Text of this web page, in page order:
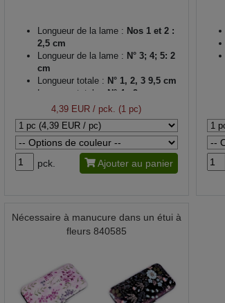
Longueur de la lame : Nos 1 et 2 :
2,5 cm
Longueur de la lame : N° 3; 4; 5: 2
cm
Longueur totale : N° 1, 2, 3 9,5 cm
Longueur totale :
N° 4 : 9 cm
Longueur totale :N° 5 : 9,3 cm
4,39 EUR / pck. (1 pc)
pck. Ajouter au panier
Nécessaire à manucure dans un étui à
fleurs 840585